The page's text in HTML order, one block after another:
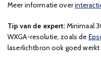
Meer informatie over
Tip van de expert: Minimaal
WXGA-resolutie, zoals de
laserlichtbron ook goed